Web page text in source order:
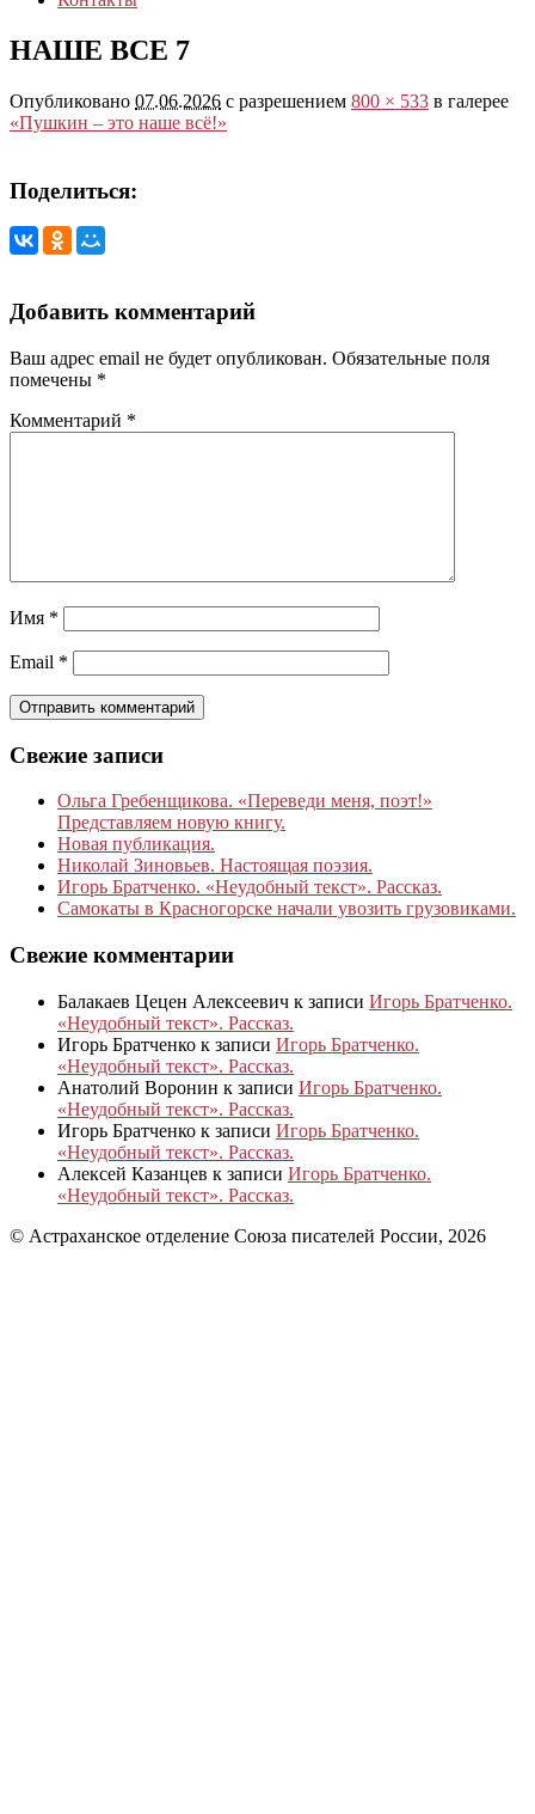
НАШЕ ВСЕ 7
Опубликовано 07.06.2026 с разрешением 800 × 533 в галерее
«Пушкин – это наше всё!»
Поделиться:
Добавить комментарий
Ваш адрес email не будет опубликован. Обязательные поля
помечены *
Комментарий *
Имя *
Email *
Свежие записи
Ольга Гребенщикова. «Переведи меня, поэт!»
Представляем новую книгу.
Новая публикация.
Николай Зиновьев. Настоящая поэзия.
Игорь Братченко. «Неудобный текст». Рассказ.
Самокаты в Красногорске начали увозить грузовиками.
Свежие комментарии
Балакаев Цецен Алексеевич к записи Игорь Братченко.
«Неудобный текст». Рассказ.
Игорь Братченко к записи Игорь Братченко.
«Неудобный текст». Рассказ.
Анатолий Воронин к записи Игорь Братченко.
«Неудобный текст». Рассказ.
Игорь Братченко к записи Игорь Братченко.
«Неудобный текст». Рассказ.
Алексей Казанцев к записи Игорь Братченко.
«Неудобный текст». Рассказ.
© Астраханское отделение Союза писателей России, 2026